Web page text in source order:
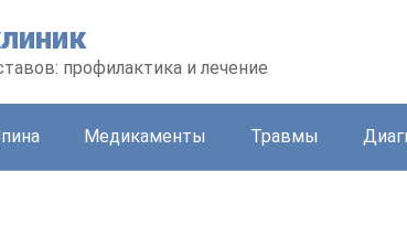
профилактика и лечение
Медикаменты Травмы